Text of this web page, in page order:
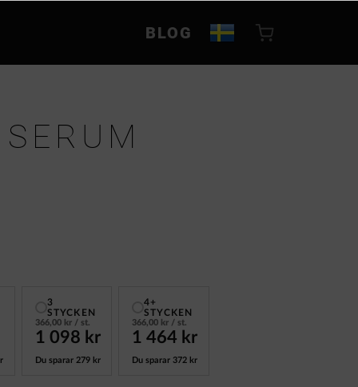
BLOG
3
STYCKEN
366,00 kr/ st.
1 098 kr
Du sparar 279 kr
4+
STYCKEN
366,00 kr / st.
1 464 kr
Du sparar372 kr